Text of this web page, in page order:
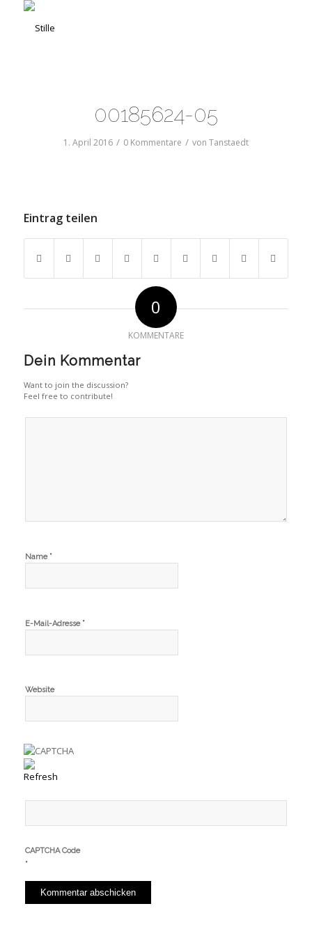
00185624-05
1. April 2016 / 0 Kommentare / von Tanstaedt
Eintrag teilen
0
KOMMENTARE
Dein Kommentar
Want to join the discussion?
Feel free to contribute!
Name *
E-Mail-Adresse *
Website
CAPTCHA Code
*